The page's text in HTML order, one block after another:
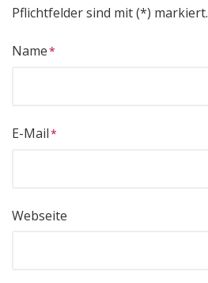
Pflichtfelder sind mit (*) markiert.
Name
E-Mail
Webseite